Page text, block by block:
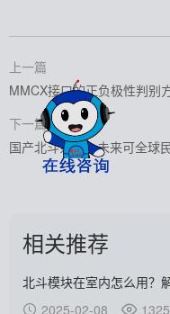
上一篇
MMCX接口的正负极性判别
下一篇
国产北斗系统：未来可全球
相关推荐
北斗模块在室内怎么用？
2025-02-08
1325